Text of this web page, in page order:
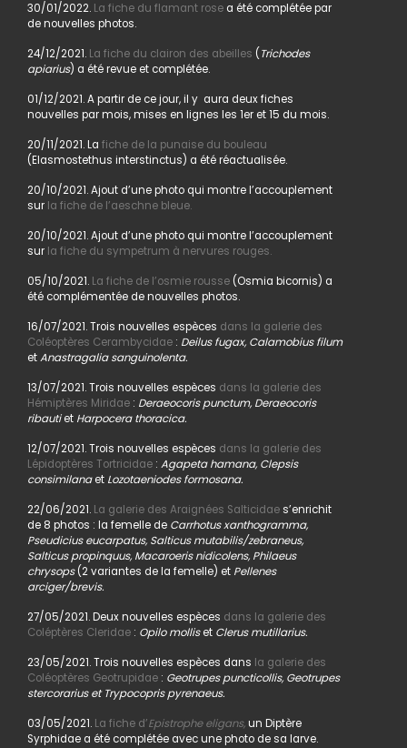
30/01/2022. La fiche du flamant rosea été complétée par
de nouvelles photos.
24/12/2021. La fiche du clairon des abeilles ( Trichodes
apiarius) a été revue et complétée.
01/12/2021. A partir de ce jour, il y aura deux fiches
nouvelles par mois, mises en lignes les 1er et 15 du mois.
20/11/2021. La fiche de la punaise du bouleau
(Elasmostethus interstinctus) a été réactualisée.
20/10/2021. Ajout d’une photo qui montre l’accouplement
sur la fiche de l’aeschne bleue.
20/10/2021. Ajout d’une photo qui montre l’accouplement
sur la fiche du sympetrum à nervures rouges.
05/10/2021. La fiche de l’osmie rousse(Osmia bicornis) a
été complémentée de nouvelles photos.
16/07/2021. Trois nouvelles espèces dans la galerie des
Coléoptères Cerambycidae: Deilus fugax, Calamobius filum
etAnastragalia sanguinolenta.
13/07/2021. Trois nouvelles espèces dans la galerie des
Hémiptères Miridae: Deraeocoris punctum, Deraeocoris
ribautiet Harpocera thoracica.
12/07/2021. Trois nouvelles espèces dans la galerie des
Lépidoptères Tortricidae: Agapeta hamana, Clepsis
consimilanaet Lozotaeniodes formosana.
22/06/2021. La galerie des Araignées Salticidaes’enrichit
de 8 photos : la femelle de Carrhotus xanthogramma,
Pseudicius eucarpatus, Salticus mutabilis/zebraneus,
Salticus propinquus, Macaroeris nidicolens, Philaeus
chrysops(2 variantes de la femelle) et Pellenes
arciger/brevis.
27/05/2021. Deux nouvelles espèces dans la galerie des
Coléptères Cleridae: Opilo molliset Clerus mutillarius.
23/05/2021. Trois nouvelles espèces dans la galerie des
Coléoptères Geotrupidae: Geotrupes puncticollis, Geotrupes
stercorarius et Trypocopris pyrenaeus.
03/05/2021. La fiche d’Epistrophe eligans,un Diptère
Syrphidae a été complétée avec une photo de sa larve.